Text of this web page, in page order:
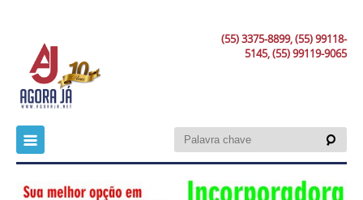
(55) 3375-8899, (55) 99118-
5145, (55) 99119-9065